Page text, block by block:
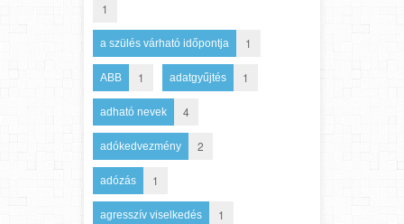
1
a szülés várható időpontja 1
ABB 1 adatgyűjtés 1
adható nevek 4
adókedvezmény 2
adózás 1
agresszív viselkedés 1